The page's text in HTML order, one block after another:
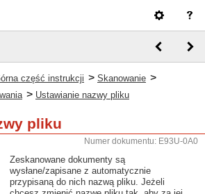
część instrukcji > Skanowanie >
> Ustawianie nazwy pliku
pliku
Numer dokumentu: E93U-0A0
Zeskanowane dokumenty są
wysłane/zapisane z automatycznie
przypisaną do nich nazwą pliku. Jeżeli